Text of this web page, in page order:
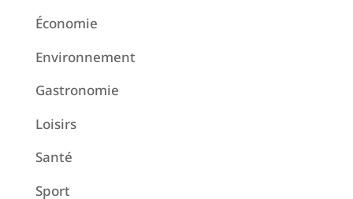
Économie
Environnement
Gastronomie
Loisirs
Santé
Sport